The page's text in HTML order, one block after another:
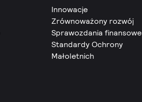
Innowacje
Zrównoważony rozwój
Sprawozdania finansowe
Standardy Ochrony
Małoletnich